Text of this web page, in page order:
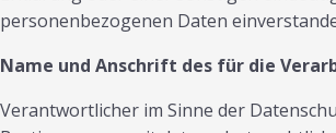
personenbezogenen Daten
Name und Anschrift des für die
Verantwortlicher im Sinne der